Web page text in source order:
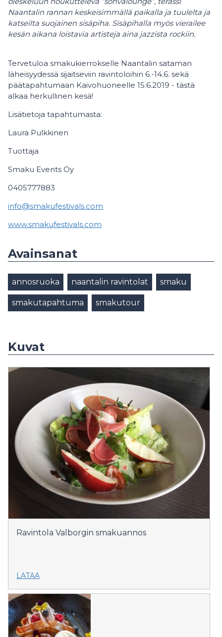
Naantalin rannan keskeisimmällä paikalla ja tuulelta ja
katseilta suojainen sisäpiha. Sisäpihalla myös vierailee
kesän aikana loistavia artisteja aina jazzista rockiin.
Tervetuloa smakukierrokselle Naantalin sataman
läheisyydessä sijaitseviin ravintoloihin 6.-14.6. sekä
päätapahtumaan Kaivohuoneelle 15.6.2019 - tästä
alkaa herkullinen kesä!
Lisätietoja tapahtumasta:
Laura Pulkkinen
Tuottaja
Smaku Events Oy
0405777883
info@smakufestivals.com
www.smakufestivals.com
Avainsanat
annosruoka naantalin ravintolat smaku
smakutapahtuma smakutour
Kuvat
Ravintola Valborgin smakuannos
LATAA